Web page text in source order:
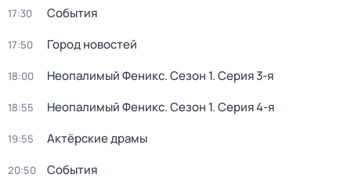
17:30 События
17:50 Город новостей
18:00 Неопалимый Феникс. Сезон 1. Серия 3-я
18:55 Неопалимый Феникс. Сезон 1. Серия 4-я
19:55 Актёрские драмы
20:50 События